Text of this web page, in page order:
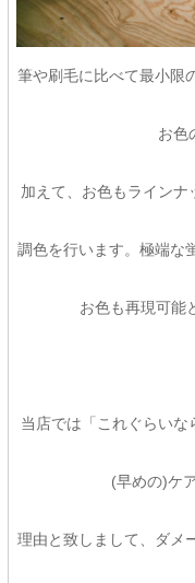
筆や刷毛に比べて最小限
お色
加えて、お色もラインナ
調色を行います。極端な
お色も再現可能
当店では「これぐらい
(早めの)ケ
理由と致しまして、ダメ